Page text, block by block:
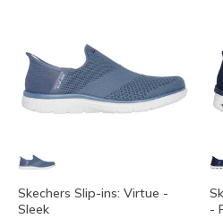
Skechers Slip-ins: Virtue -
Sleek
-